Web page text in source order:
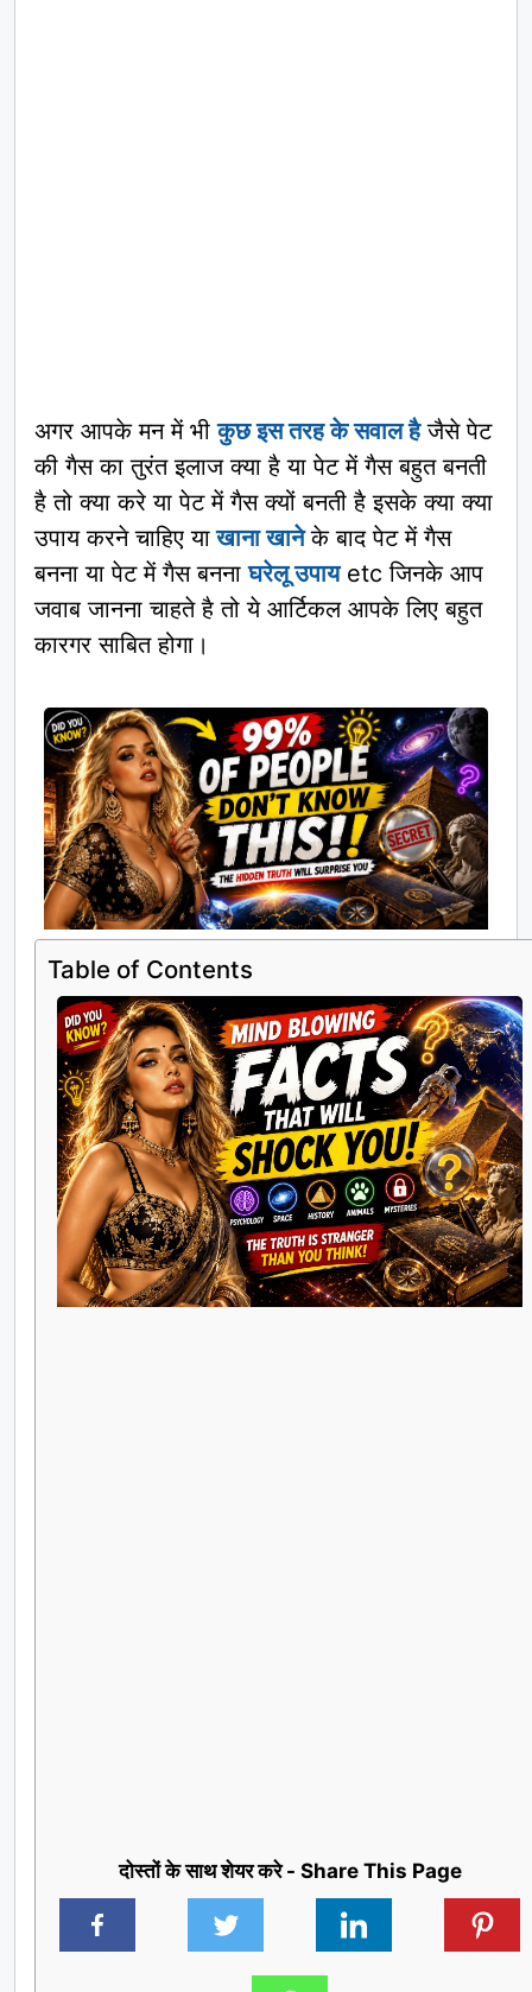
अगर आपके मन में भीकुछ इस तरह के सवाल हैजैसे पेट
की गैस का तुरंत इलाज क्या है या पेट में गैस बहुत बनती
है तो क्या करे या पेट में गैस क्यों बनती है इसके क्या क्या
उपाय करने चाहिए याखाना खानेके बाद पेट में गैस
बनना या पेट में गैस बननाघरेलू उपायetc जिनके आप
जवाब जानना चाहते है तो ये आर्टिकल आपके लिए बहुत
कारगर साबित होगा।
Table of Contents
दोस्तों के साथ शेयर करे - Share This Page